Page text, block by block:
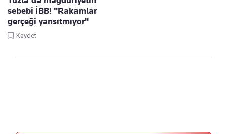
sebebi İBB! "Rakamlar
gerçeği yansıtmıyor"
Kaydet